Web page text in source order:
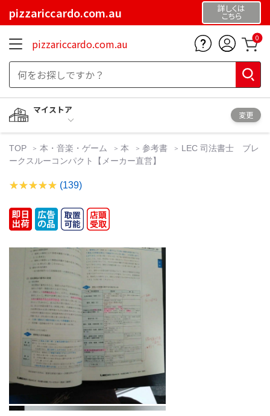
pizzariccardo.com.au 詳しくは
こちら
pizzariccardo.com.au 0
マイストア
変更
TOP 本・音楽・ゲーム 本 参考書
LEC 司法書士 ブレ
ークスルーコンパクト【メーカー直営】
(139)